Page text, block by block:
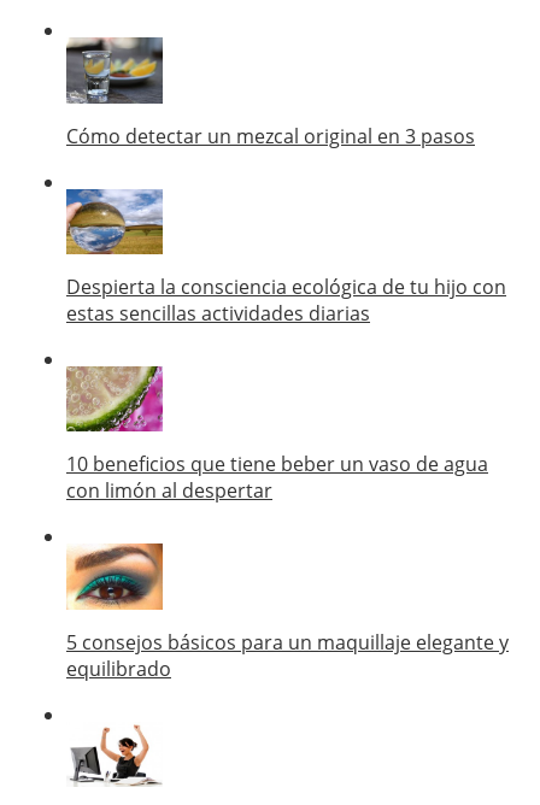
Cómo detectar un mezcal original en 3 pasos
Despierta la consciencia ecológica de tu hijo con
estas sencillas actividades diarias
10 beneficios que tiene beber un vaso de agua
con limón al despertar
5 consejos básicos para un maquillaje elegante y
equilibrado